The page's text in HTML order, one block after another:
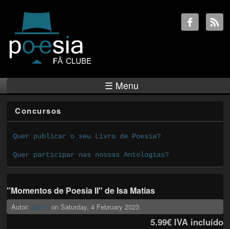
☰ Menu
Concursos
Quer publicar o seu Livro de Poesia?
Quer participar nas nossas Antologias?
"Momentos de Poesia II" de Isa Matias
Autor:admin on Saturday, 4 February 2023
5.99€IVA incluído